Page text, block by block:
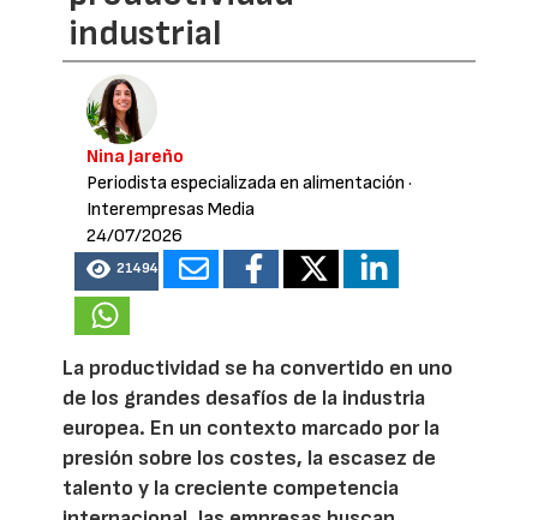
industrial
Nina Jareño
Periodista especializada en alimentación ·
Interempresas Media
24/07/2026
21494
La productividad se ha convertido en uno
de los grandes desafíos de la industria
europea. En un contexto marcado por la
presión sobre los costes, la escasez de
talento y la creciente competencia